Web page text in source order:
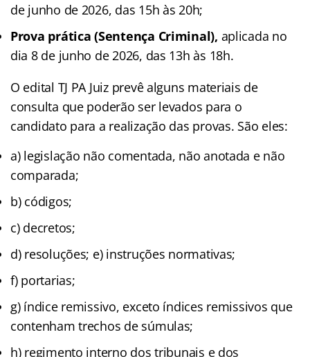
de junho de 2026, das 15h às 20h;
Prova prática (Sentença Criminal), aplicada no
dia 8 de junho de 2026, das 13h às 18h.
O edital TJ PA Juiz prevê alguns materiais de
consulta que poderão ser levados para o
candidato para a realização das provas. São eles:
a) legislação não comentada, não anotada e não
comparada;
b) códigos;
c) decretos;
d) resoluções; e) instruções normativas;
f) portarias;
g) índice remissivo, exceto índices remissivos que
contenham trechos de súmulas;
h) regimento interno dos tribunais e dos